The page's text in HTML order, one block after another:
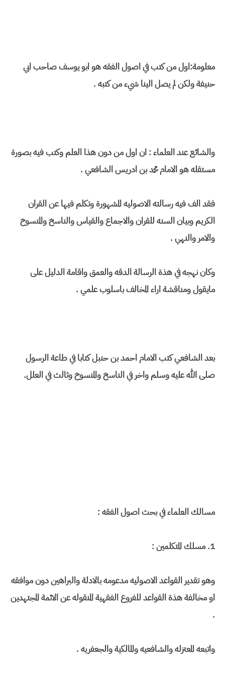
معلومة:اول من كتب في اصول الفقه هو ابو يوسف صاحب ابي
حنيفة ولكن لم يصل الينا شيء من كتبه .
والشائع عند العلماء : ان اول من دون هذا العلم وكتب فيه بصورة
مستقله هو الامام محمد بن ادريس الشافعي .
فقد الف فيه رسالته الاصوليه المشهورة وتكلم فيها عن القران
الكريم وبيان السنه للقران والاجماع والقياس والناسخ والمنسوخ
والامر والنهي .
وكان نهجه في هذة الرسالة الدقه والعمق واقامة الدليل على
مايقول ومناقشة اراء المخالف باسلوب علمي .
بعد الشافعي كتب الامام احمد بن حنبل كتابا في طاعة الرسول
صلى الله عليه وسلم واخر في الناسخ والمنسوخ وثالث في العلل.
مسالك العلماء في بحث اصول الفقه :
1. مسلك المتكلمين :
وهو تقدير القواعد الاصوليه مدعومه بالادلة والبراهين دون موافقه
او مخالفة هذة القواعد للفروع الفقهية المنقوله عن الائمة المجتهدين
.
واتبعه المعتزله والشافعيه والمالكية والجعفريه .